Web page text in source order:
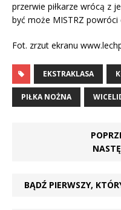
przerwie piłkarze wrócą z
być może MISTRZ powróci
Fot. zrzut ekranu
EKSTRAKLASA
PIŁKA NOŻNA
BĄDŹ PIERWSZY,